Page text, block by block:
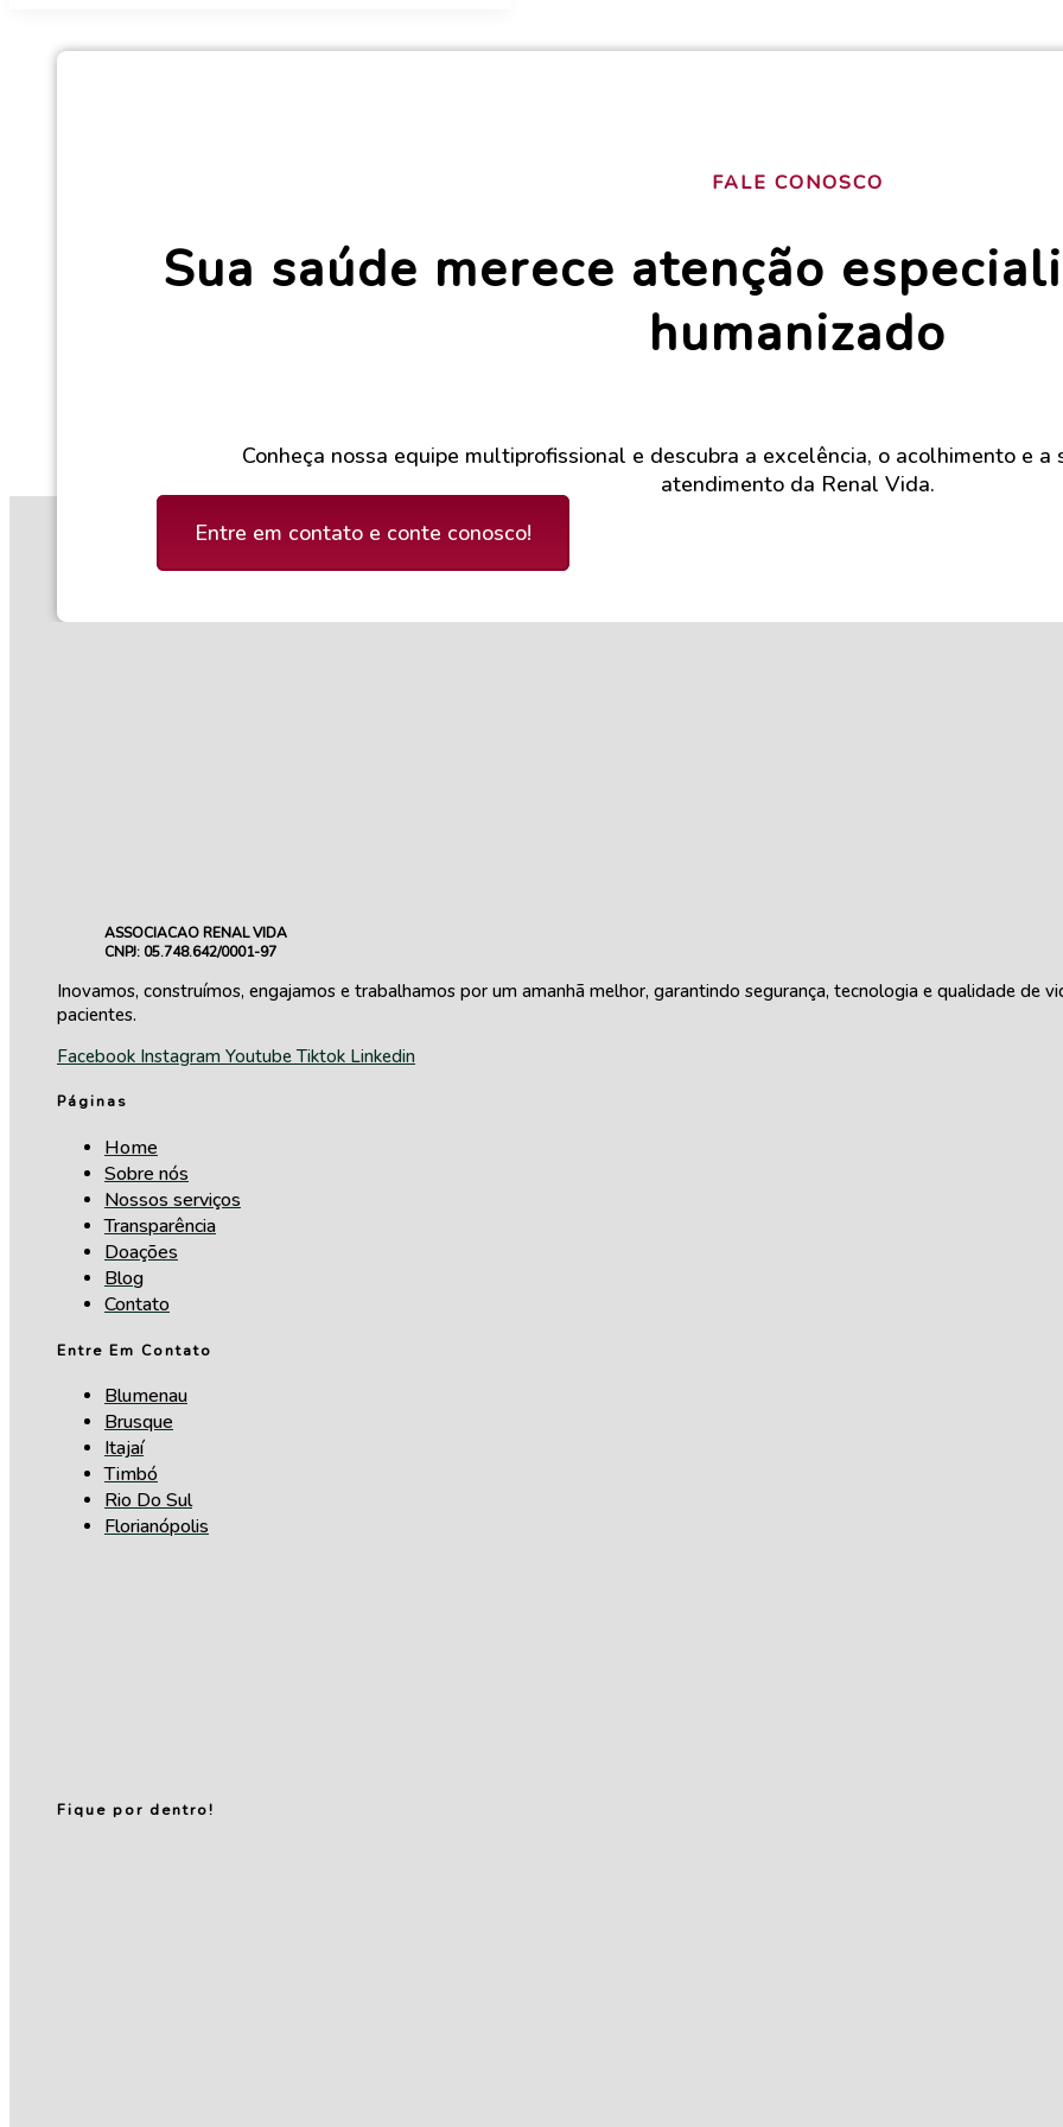
FALE CONOSCO
Sua saúde merece atenção
humanizado
Conheça nossa equipe multiprofissional e descubra a excelência, o acolhimento e
atendimento da Renal Vida.
Entre em contato e conte conosco!
ASSOCIACAO RENAL VIDA
CNPJ: 05.748.642/0001-97
Inovamos, construímos, engajamos e trabalhamos por um amanhã melhor, garantindo segurança, tecnologia e qualidade de
pacientes.
Facebook Instagram Youtube Tiktok Linkedin
Páginas
Home
Sobre nós
Nossos serviços
Transparência
Doações
Blog
Contato
Entre Em Contato
Blumenau
Brusque
Itajaí
Timbó
Rio Do Sul
Florianópolis
Fique por dentro!